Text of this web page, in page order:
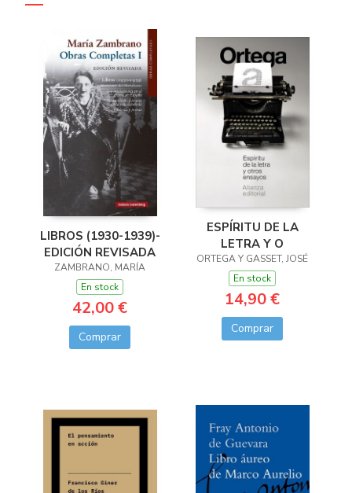
LIBROS (1930-1939)-
EDICIÓN REVISADA
ZAMBRANO, MARÍA
En stock
42,00 €
Comprar
ESPÍRITU DE LA
LETRA Y O
ORTEGA Y GASSET, JOSÉ
En stock
14,90 €
Comprar